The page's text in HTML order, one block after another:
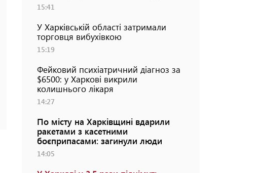
15:41
У Харківській області затримали
торговця вибухівкою
15:19
Фейковий психіатричний діагноз за
$6500: у Харкові викрили
колишнього лікаря
14:27
По місту на Харківщині вдарили
ракетами з касетними
боєприпасами: загинули люди
14:05